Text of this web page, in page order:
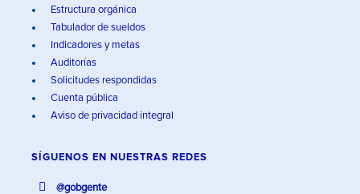
Estructura orgánica
Tabulador de sueldos
Indicadores y metas
Auditorías
Solicitudes respondidas
Cuenta pública
Aviso de privacidad integral
SÍGUENOS EN NUESTRAS REDES
@gobgente